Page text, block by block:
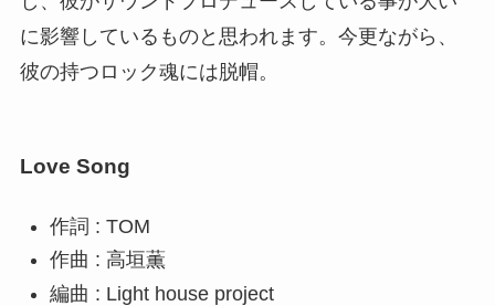
に影響しているものと思われます。今更ながら、
彼の持つロック魂には脱帽。
Love Song
作詞 : TOM
作曲 : 高垣薫
編曲 : Light house project